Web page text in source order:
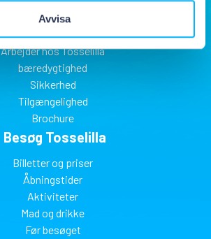
Avvisa
Om Tosselilla
Find til Tosselilla
Arbejder hos Tosselilla
bæredygtighed
Sikkerhed
Tilgængelighed
Brochure
Besøg Tosselilla
Billetter og priser
Åbningstider
Aktiviteter
Mad og drikke
Før besøget